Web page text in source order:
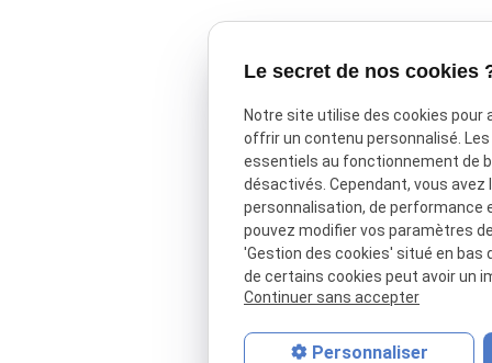
Le secret de nos cookies
Notre site utilise des cookies pour
offrir un contenu personnalisé.
essentiels au fonctionnement de
désactivés. Cependant, vous
personnalisation, de performance
pouvez modifier vos paramètres
'Gestion des cookies' situé en bas
de certains cookies peut avoir un
Continuer sans accepter
Personnaliser